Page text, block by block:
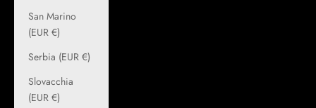
San Marino
(EUR €)
Serbia (EUR €)
Slovacchia
(EUR €)